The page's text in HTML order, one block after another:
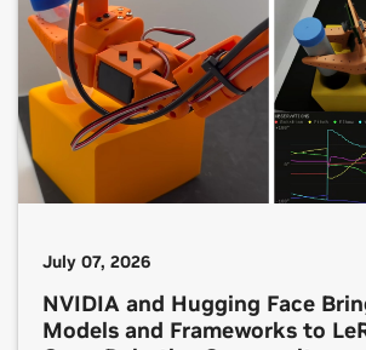
July 07, 2026
NVIDIA and Hugging Face
Models and Frameworks to